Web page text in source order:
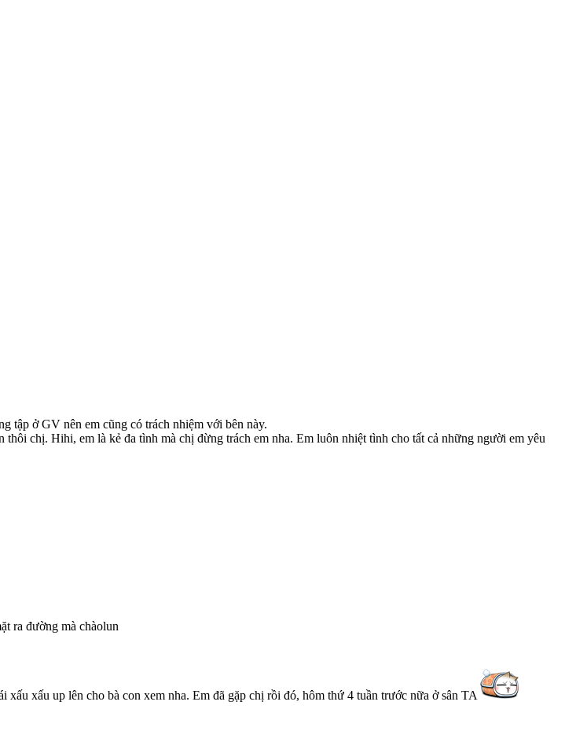
tập ở GV nên em cũng có trách nhiệm với bên này.
chị. Hihi, em là kẻ đa tình mà chị đừng trách em nha. Em luôn nhiệt tình cho tất cả những người em yêu
ra đường mà chàolun
xấu xấu up lên cho bà con xem nha. Em đã gặp chị rồi đó, hôm thứ 4 tuần trước nữa ở sân TA